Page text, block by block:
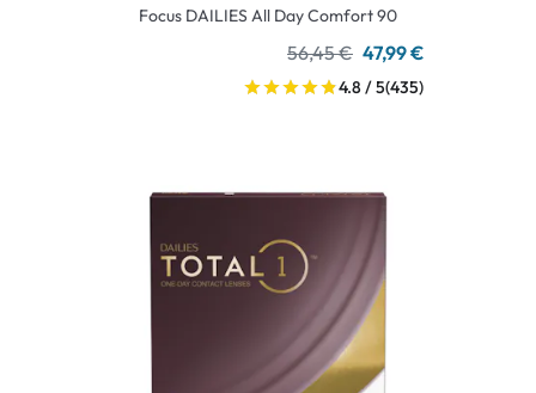
Focus DAILIES All Day Comfort 90
56,45 € 47,99 €
4.8 / 5(435)